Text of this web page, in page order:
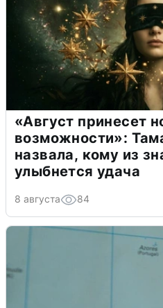
«Август принесет
возможности»:
назвала, кому из
улыбнется удача
8 августа 84